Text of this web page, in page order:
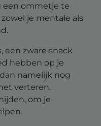
een ommetje te
je mentale als
een zware snack
hebben op je
namelijk nog
verteren.
om je